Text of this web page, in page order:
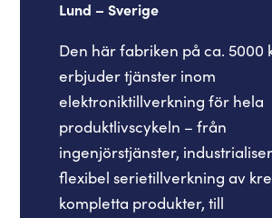
Lund – Sverige
Den här fabriken på ca. 5000
erbjuder tjänster inom
elektroniktillverkning för hela
produktlivscykeln – från
ingenjörstjänster,
flexibel serietillverkning av
kompletta produkter, till